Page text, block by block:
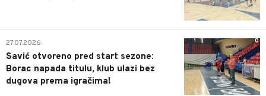
0
27.07.2026.
Savić otvoreno pred start sezone:
Borac napada titulu, klub ulazi bez
dugova prema igračima!